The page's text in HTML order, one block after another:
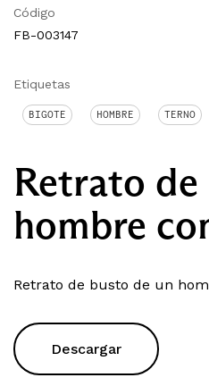
Código
FB-003147
Etiquetas
BIGOTE HOMBRE TERNO
Retrato de
hombre
Retrato de busto de un
Descargar